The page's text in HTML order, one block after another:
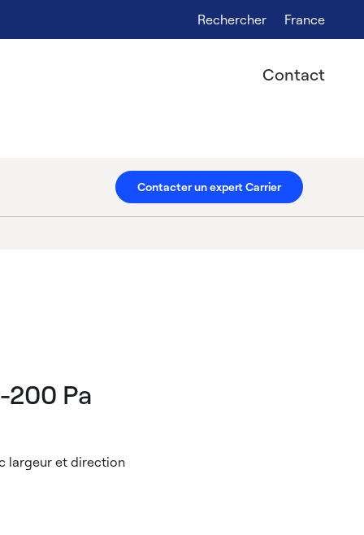
Rechercher France
Contact
Contacter un expert Carrier
Pa
largeur et direction